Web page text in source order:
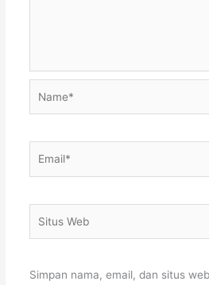
Web
Simpan nama, email, dan situs